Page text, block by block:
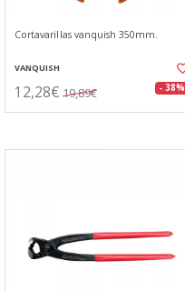
Cortavarillas vanquish 350mm.
VANQUISH
12,28€ 19,89€ - 38%